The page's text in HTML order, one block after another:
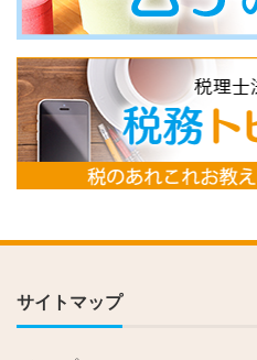
サイトマップ